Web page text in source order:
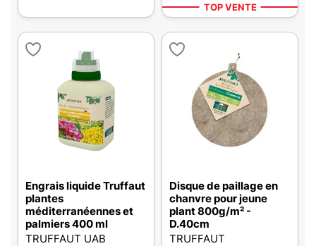
TOP VENTE
Engrais liquide Truffaut
plantes
méditerranéennes et
palmiers 400 ml
TRUFFAUT UAB
Disque de paillage en
chanvre pour jeune
plant 800g/m² -
D.40cm
TRUFFAUT